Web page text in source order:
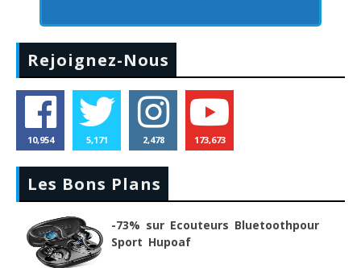
Rejoignez-Nous
10,954 5,171 2,478 173,673
Les Bons Plans
-73% sur Ecouteurs Bluetoothpour
Sport Hupoaf